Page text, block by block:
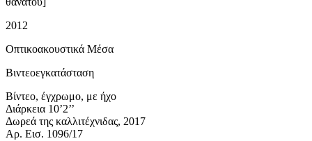
2012
Οπτικοακουστικά Μέσα
Βιντεοεγκατάσταση
Βίντεο, έγχρωμο, με ήχο
Διάρκεια 10’2’’
Δωρεά της καλλιτέχνιδας, 2017
Αρ. Εισ. 1096/17